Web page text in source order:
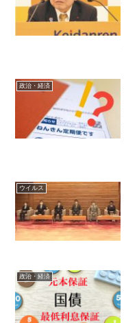
政治・経済
ウイルス
政治・経済